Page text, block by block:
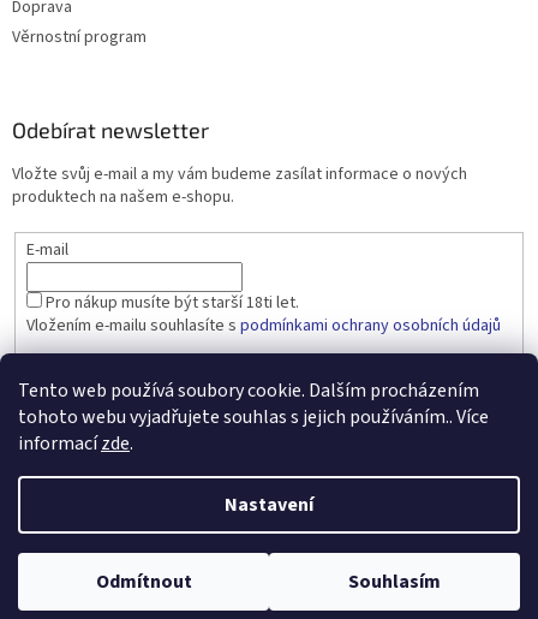
Tento web používá soubory cookie. Dalším procházením
tohoto webu vyjadřujete souhlas s jejich používáním.. Více
informacízde.
Nastavení
Odmítnout Souhlasím
Doprava
Věrnostní program
Odebírat newsletter
Vložte svůj e-mail a my vám budeme zasílat informace o nových
produktech na našem e-shopu.
E-mail
Pro nákup musíte být starší 18ti let.
Vložením e-mailu souhlasíte s podmínkami ochrany osobních údajů
PŘIHLÁSIT SE
Copyright 2026dobralahev.cz. Všechna práva vyhrazena.Upravit